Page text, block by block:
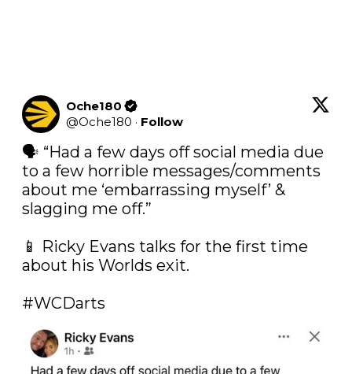
Oche180
@Oche180 · Follow
🗣️ “Had a few days off social media due
to a few horrible messages/comments
about me ‘embarrassing myself’ &
slagging me off.”
📱 Ricky Evans talks for the first time
about his Worlds exit.
#WCDarts